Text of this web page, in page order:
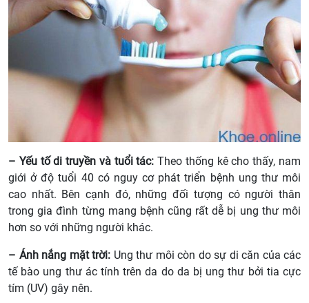
– Yếu tố di truyền và tuổi tác:Theo thống kê cho thấy, nam
giới ở độ tuổi 40 có nguy cơ phát triển bệnh ung thư môi
cao nhất. Bên cạnh đó, những đối tượng có người thân
trong gia đình từng mang bệnh cũng rất dễ bị ung thư môi
hơn so với những người khác.
– Ánh nắng mặt trời: Ung thư môi còn do sự di căn của các
tế bào ung thư ác tính trên da do da bị ung thư bởi tia cực
tím (UV) gây nên.